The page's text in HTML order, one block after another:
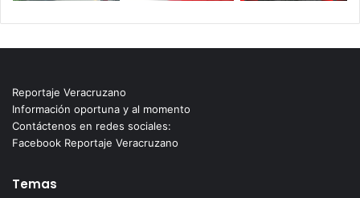
Reportaje Veracruzano
Información oportuna y al momento
Contáctenos en redes sociales:
Facebook Reportaje Veracruzano
Temas